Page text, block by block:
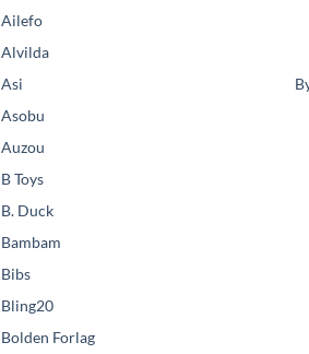
Ailefo
Alvilda
Asi
Asobu
Auzou
B Toys
B. Duck
Bambam
Bibs
Bling20
Bolden Forlag